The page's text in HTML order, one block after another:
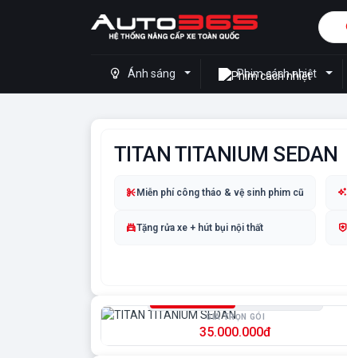
Ánh sáng Phim cách nhiệt
TITAN TITANIUM SEDAN
Miễn phí công tháo & vệ sinh phim cũ
Tặng rửa xe + hút bụi nội thất
GIÁ TRỌN GÓI
35.000.000đ